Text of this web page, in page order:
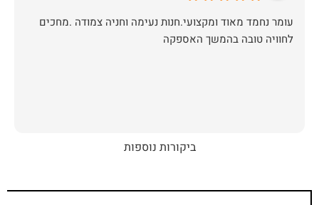
עומר נחמד מאוד ומקצועי.חנות נעימה וחניה צמודה .מחכים
לחוויה טובה בהמשך האספקה
ביקורות נוספות